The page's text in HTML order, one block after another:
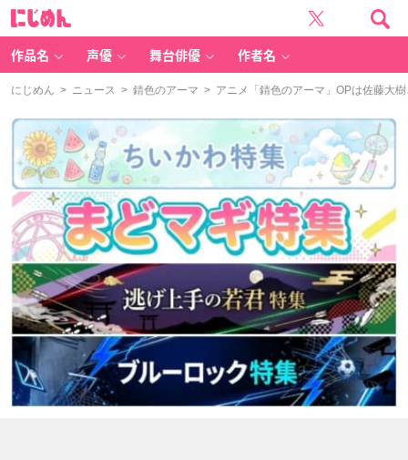
作品名 声優 舞台俳優 作者名
にじめん > ニュース > 錆色のアーマ > アニメ「錆色のアーマ」OPは佐藤大